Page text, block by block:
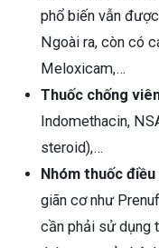
phổ biến vẫn
Ngoài ra, còn có
Meloxicam,…
Thuốc chống
Indomethacin,
steroid),…
Nhóm thuốc
giãn cơ như
cần phải sử dụng